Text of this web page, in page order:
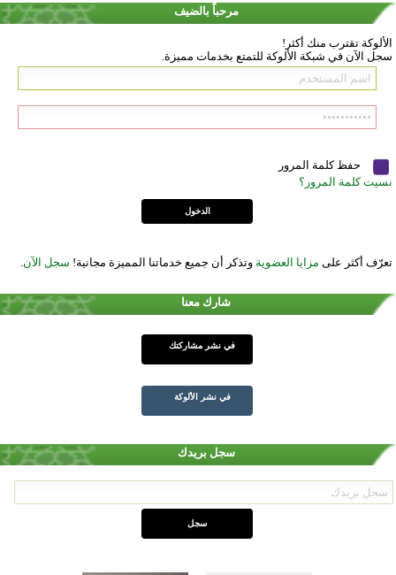
مرحباً بالضيف
الألوكة تقترب منك أكثر!
سجل الآن في شبكة الألوكة للتمتع بخدمات مميزة.
حفظ كلمة المرور
نسيت كلمة المرور؟
تعرّف أكثر على مزايا العضوية وتذكر أن جميع خدماتنا المميزة مجانية! سجل الآن
شارك معنا
في نشر مشاركتك
في نشر الألوكة
سجل بريدك